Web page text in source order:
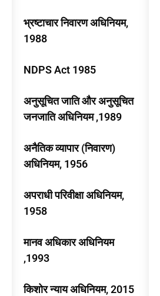
भ्रष्टाचार निवारण अधिनियम,
1988
NDPS Act 1985
अनुसूचित जाति और अनुसूचित
जनजाति अधिनियम ,1989
अनैतिक व्यापार (निवारण)
अधिनियम, 1956
अपराधी परिवीक्षा अधिनियम,
1958
मानव अधिकार अधिनियम
,1993
किशोर न्याय अधिनियम, 2015